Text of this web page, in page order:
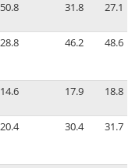
50.8 31.8 27.1
28.8 46.2 48.6
14.6 17.9 18.8
20.4 30.4 31.7